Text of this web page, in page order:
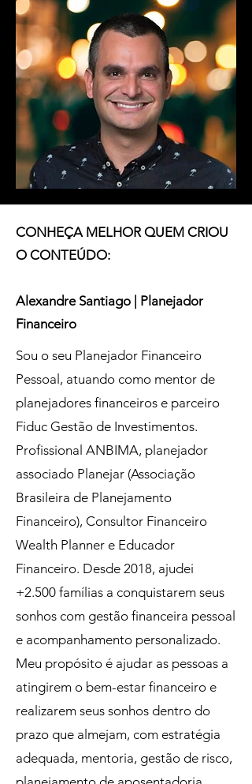
CONHEÇA MELHOR QUEM CRIOU
O CONTEÚDO:
Alexandre Santiago | Planejador
Financeiro
Sou o seu Planejador Financeiro
Pessoal, atuando como mentor de
planejadores financeiros e parceiro
Fiduc Gestão de Investimentos.
Profissional ANBIMA, planejador
associado Planejar (Associação
Brasileira de Planejamento
Financeiro), Consultor Financeiro
Wealth Planner e Educador
Financeiro. Desde 2018, ajudei
+2.500 famílias a conquistarem seus
sonhos com gestão financeira pessoal
e acompanhamento personalizado.
Meu propósito é ajudar as pessoas a
atingirem o bem-estar financeiro e
realizarem seus sonhos dentro do
prazo que almejam, com estratégia
adequada, mentoria, gestão de risco,